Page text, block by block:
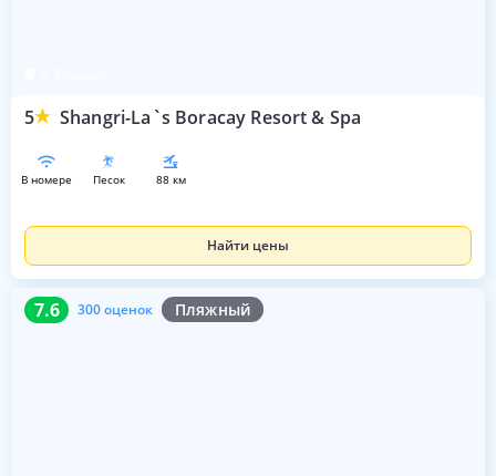
5 Shangri-La`s Boracay Resort & Spa
в номере песок 88 км
Найти цены
7.6 300 оценок Пляжный
7.6 300 оценок